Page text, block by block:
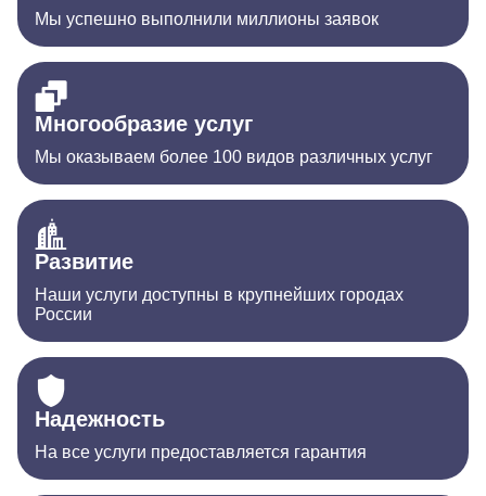
Мы успешно выполнили миллионы заявок
Многообразие услуг
Мы оказываем более 100 видов различных услуг
Развитие
Наши услуги доступны в крупнейших городах
России
Надежность
На все услуги предоставляется гарантия